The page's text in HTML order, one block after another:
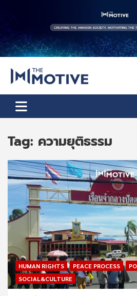
content
The Motive
Tag: ความยุติธรรม
HUMAN RIGHTS PEACE PROCESS
SOCIAL&CULTURE